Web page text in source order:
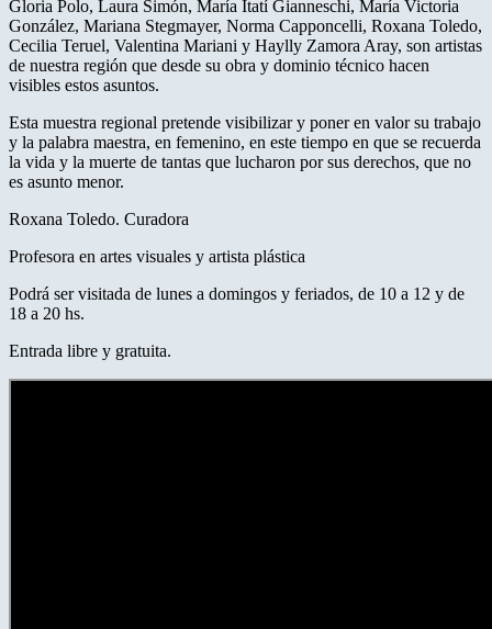
Gloria Polo, Laura Simón, María Itatí Gianneschi, María Victoria
González, Mariana Stegmayer, Norma Capponcelli, Roxana Toledo,
Cecilia Teruel, Valentina Mariani y Haylly Zamora Aray, son artistas
de nuestra región que desde su obra y dominio técnico hacen
visibles estos asuntos.
Esta muestra regional pretende visibilizar y poner en valor su trabajo
y la palabra maestra, en femenino, en este tiempo en que se recuerda
la vida y la muerte de tantas que lucharon por sus derechos, que no
es asunto menor.
Roxana Toledo. Curadora
Profesora en artes visuales y artista plástica
Podrá ser visitada de lunes a domingos y feriados, de 10 a 12 y de
18 a 20 hs.
Entrada libre y gratuita.